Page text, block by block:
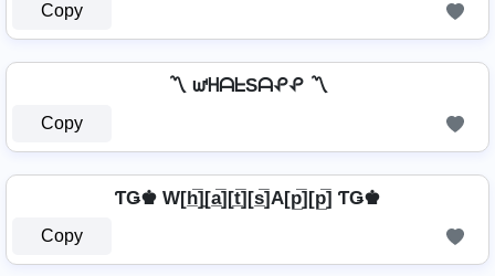
Copy
〽️ ᘺᕼᗩᖶSᗩᕵᕵ 〽️
Copy
ƬǤ♚ W[h̲̅]̼[a̲̅][t̲̅][s̲̅]A[p̲̅][p̲̅] ƬǤ♚
Copy